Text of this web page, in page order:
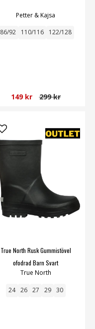
Petter & Kajsa
86/92 110/116 122/128
149 kr 299 kr
True North Rusk Gummistövel
ofodrad Barn Svart
True North
24 26 27 29 30